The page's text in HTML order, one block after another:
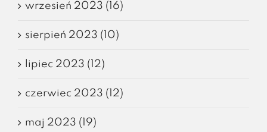
wrzesień 2023 (16)
sierpień 2023 (10)
lipiec 2023 (12)
czerwiec 2023 (12)
maj 2023 (19)